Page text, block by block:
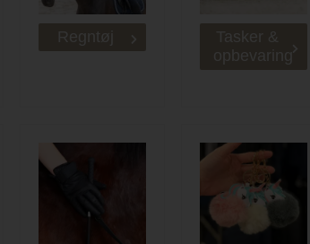
Regntøj
Tasker &
opbevaring